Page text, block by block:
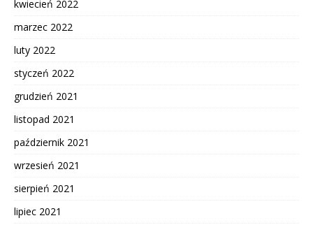
kwiecień 2022
marzec 2022
luty 2022
styczeń 2022
grudzień 2021
listopad 2021
październik 2021
wrzesień 2021
sierpień 2021
lipiec 2021